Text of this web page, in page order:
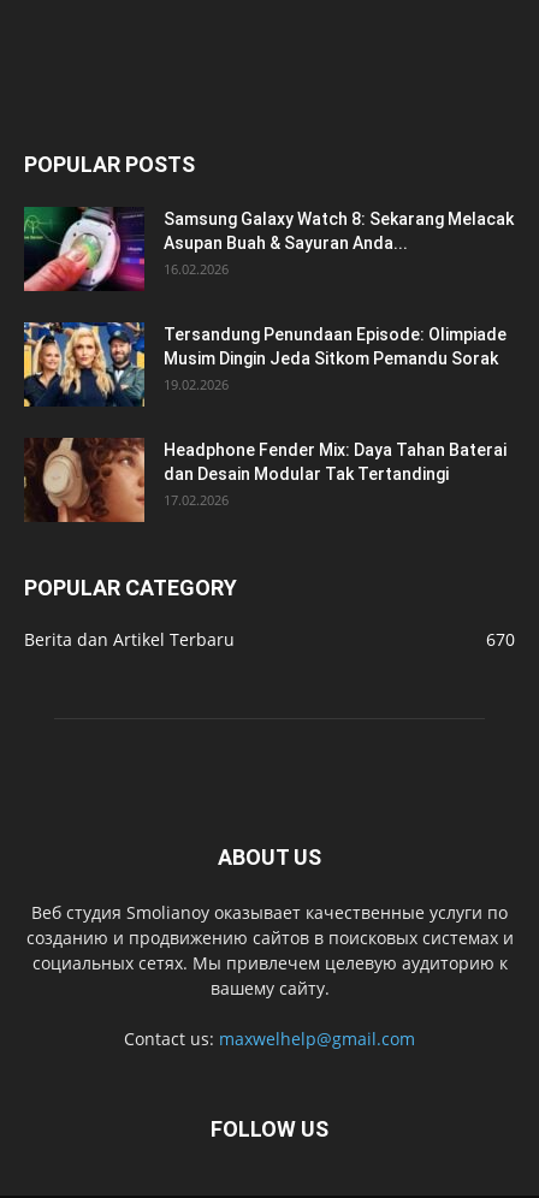
POPULAR POSTS
Samsung Galaxy Watch 8: Sekarang Melacak
Asupan Buah & Sayuran Anda...
16.02.2026
Tersandung Penundaan Episode: Olimpiade
Musim Dingin Jeda Sitkom Pemandu Sorak
19.02.2026
Headphone Fender Mix: Daya Tahan Baterai
dan Desain Modular Tak Tertandingi
17.02.2026
POPULAR CATEGORY
Berita dan Artikel Terbaru 670
ABOUT US
Веб студия Smolianoy оказывает качественные услуги по
созданию и продвижению сайтов в поисковых системах и
социальных сетях. Мы привлечем целевую аудиторию к
вашему сайту.
Contact us: maxwelhelp@gmail.com
FOLLOW US